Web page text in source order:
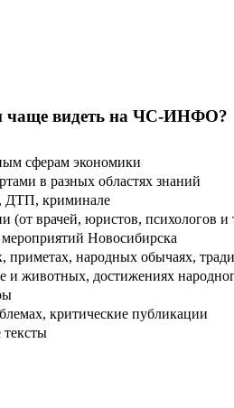
чаще видеть на ЧС-ИНФО?
сферам экономики
в разных областях знаний
ДТП, криминале
(от врачей, юристов, психологов и
Новосибирска
приметах, народных обычаях,
животных, достижениях
критические публикации
тексты